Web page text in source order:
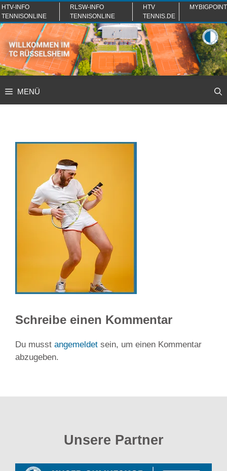
Zum
Inhalt
springen
HTV-INFO
TENNISONLINE
RLSW-INFO
TENNISONLINE
HTV
TENNIS.DE
MYBIGPOINT
MENÜ
Schreibe einen Kommentar
Du musst angemeldet sein, um einen Kommentar
abzugeben.
Unsere Partner